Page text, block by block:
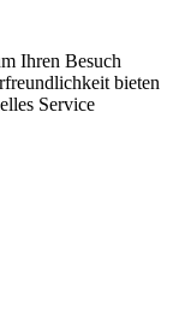
Ihren Besuch
bieten
Service